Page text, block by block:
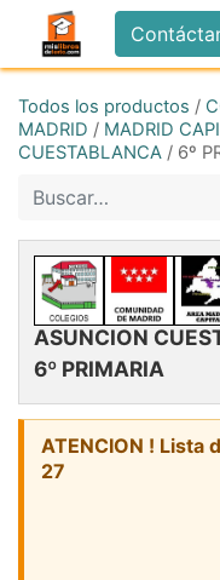
Todos los productos /
MADRID / MADRID
CUESTABLANCA / 6º
ASUNCION
6º PRIMARIA
ATENCION ! Lista
27